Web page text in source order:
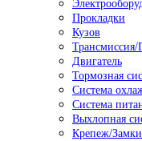
Прокладки
Кузов
Трансмиссия/
Двигатель
Тормозная
Система
Система
Выхлопная
Крепеж/Замки